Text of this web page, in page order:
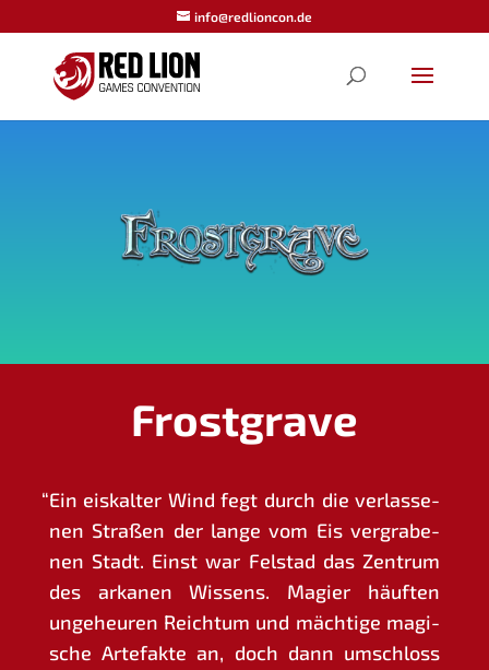
info@redlioncon.de
Frostgrave
“Ein eis­kal­ter Wind fegt durch die ver­las­se­
nen Stra­ßen der lan­ge vom Eis ver­gra­be­
nen Stadt. Einst war Fels­tad das Zen­trum
des arka­nen Wis­sens. Magi­er häuf­ten
unge­heu­ren Reich­tum und mäch­ti­ge magi­
sche Arte­fak­te an, doch dann umschloss